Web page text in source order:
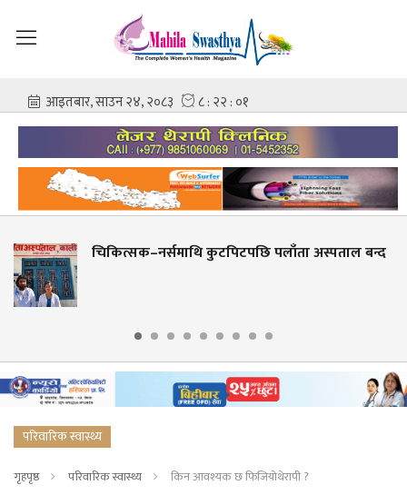
कुटपिटपछि पलाँता अस्पताल बन्द
बेनी
परिवारिक स्वास्थ्य
गृहपृष्ठ परिवारिक स्वास्थ्य किन आवश्यक छ फिजियोथेरापी ?